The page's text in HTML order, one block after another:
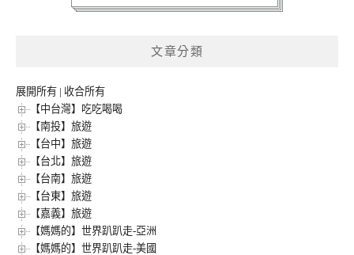
文章分類
展開所有 | 收合所有
【中台灣】吃吃喝喝
【南投】旅遊
【台中】旅遊
【台北】旅遊
【台南】旅遊
【台東】旅遊
【嘉義】旅遊
【媽媽的】世界趴趴走-亞洲
【媽媽的】世界趴趴走-美國